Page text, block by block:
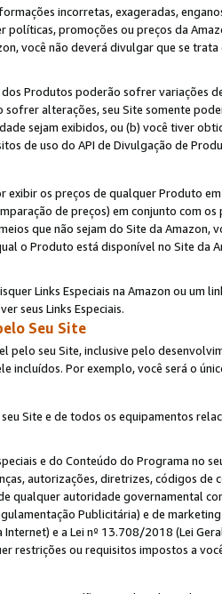
incorretas, exageradas,
políticas, promoções ou preços da
você não deverá divulgar que se
Produtos poderão sofrer variações
sofrer alterações, seu Site somente
sejam exibidos, ou (b) você tiver
de uso do API de Divulgação de
exibir os preços de qualquer Produto
de preços) em conjunto com
que não sejam do Site da Amazon,
o Produto está disponível no Site da
Links Especiais na Amazon ou um
seus Links Especiais.
Seu Site
pelo seu Site, inclusive pelo
incluídos. Por exemplo, você será o
Site e de todos os equipamentos
e do Conteúdo do Programa no
autorizações, diretrizes, códigos
qualquer autoridade governamental
Publicitária) e de
e a Lei nº 13.708/2018 (Lei
restrições ou requisitos impostos a